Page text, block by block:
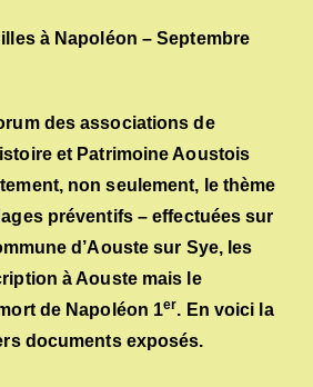
à Napoléon – Septembre
des associations de
et Patrimoine Aoustois
non seulement, le thème
préventifs – effectuées sur
d’Aouste sur Sye, les
à Aouste mais le
de Napoléon 1er. En voici la
documents exposés.